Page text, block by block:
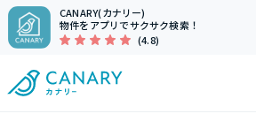
CANARY(カナリー)
物件をアプリでサクサク検索！
(4.8)